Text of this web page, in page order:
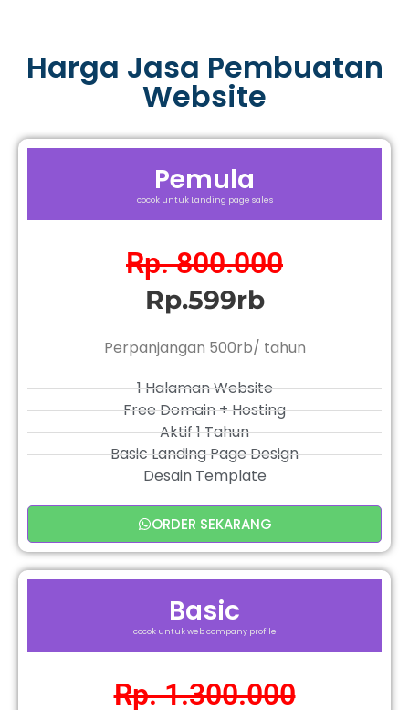
Harga Jasa Pembuatan
Website
Pemula
cocok untuk Landing page sales
Rp. 800.000
Rp.599rb
Perpanjangan 500rb/ tahun
1 Halaman Website
Free Domain + Hosting
Aktif 1 Tahun
Basic Landing Page Design
Desain Template
ORDER SEKARANG
Basic
cocok untuk web company profile
Rp. 1.300.000